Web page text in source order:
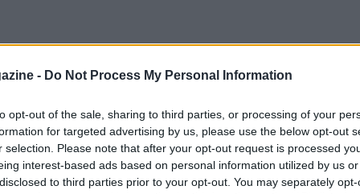
- Do Not Process My Personal Information
opt-out of the sale, sharing to third parties, or processing of your
for targeted advertising by us, please use the below opt-out
selection. Please note that after your opt-out request is processed
interest-based ads based on personal information utilized by us
to third parties prior to your opt-out. You may separately
o club sportivi. Uncanestro da basket
flessibilità e divertimento per tutta